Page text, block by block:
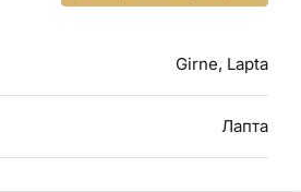
Girne, Lapta
Лапта